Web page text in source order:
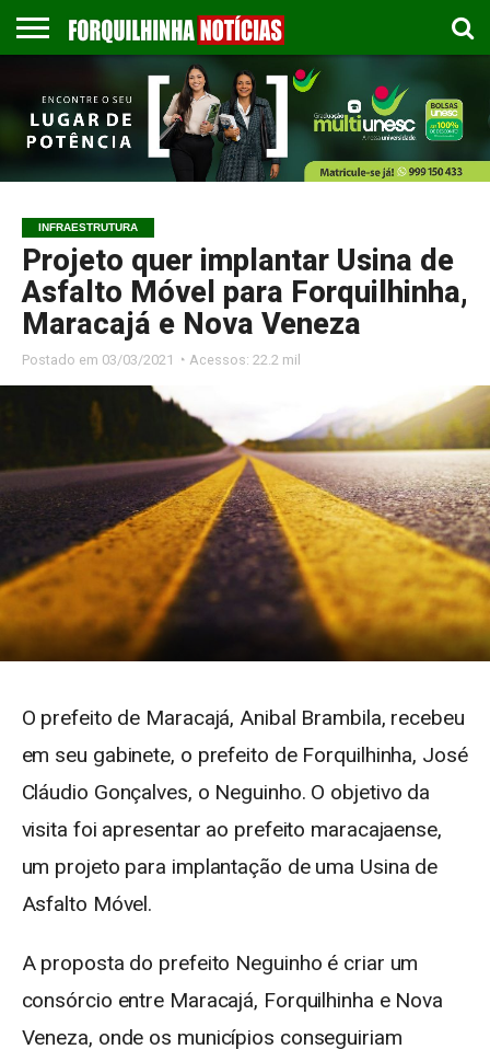
EMPREGOS
ESPORTES
PUBLICAÇÃO
LEGAL
GASTRONOMIA
CONTATO
INFRAESTRUTURA
Projeto quer implantar Usina de
Asfalto Móvel para Forquilhinha,
Maracajá e Nova Veneza
Postado em 03/03/2021 ◔ Acessos: 22.2 mil
O prefeito de Maracajá, Anibal Brambila, recebeu
em seu gabinete, o prefeito de Forquilhinha, José
Cláudio Gonçalves, o Neguinho. O objetivo da
visita foi apresentar ao prefeito maracajaense,
um projeto para implantação de uma Usina de
Asfalto Móvel.
A proposta do prefeito Neguinho é criar um
consórcio entre Maracajá, Forquilhinha e Nova
Veneza, onde os municípios conseguiriam